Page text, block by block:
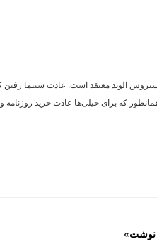
الوند معتقد است: عادت سینما رفتن
که برای خیلی‌ها عادت خرید روزنامه
نوشت»